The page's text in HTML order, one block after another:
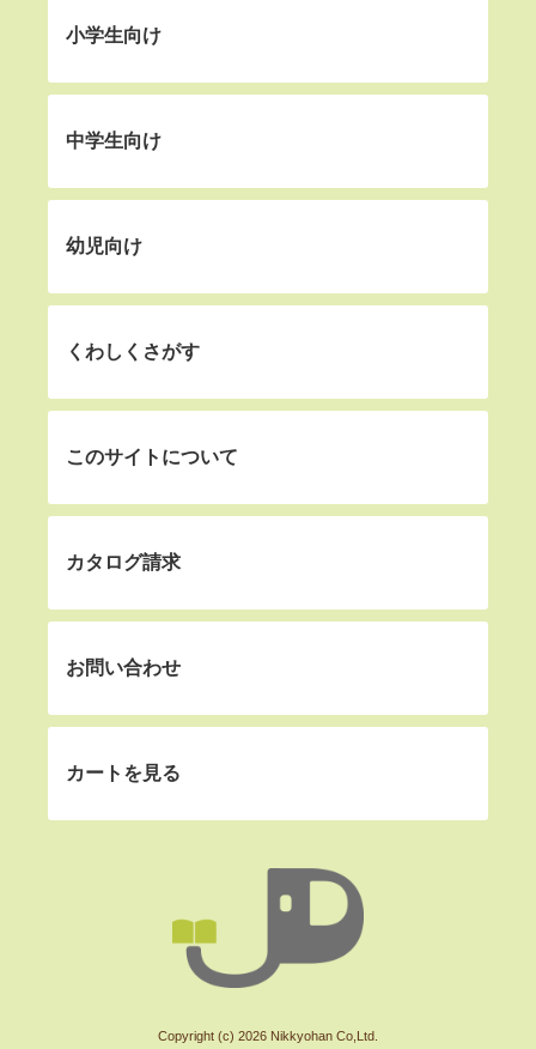
小学生向け
中学生向け
幼児向け
くわしくさがす
このサイトについて
カタログ請求
お問い合わせ
カートを見る
Copyright (c) 2026 Nikkyohan Co,Ltd.